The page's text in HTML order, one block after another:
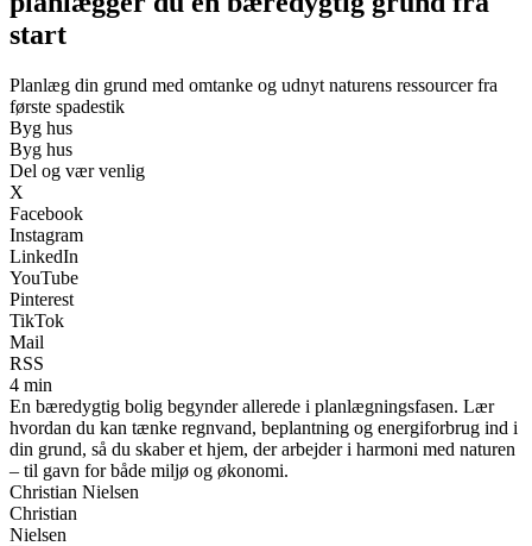
start
Planlæg din grund med omtanke og udnyt naturens ressourcer fra
første spadestik
Byg hus
Byg hus
Del og vær venlig
X
Facebook
Instagram
LinkedIn
YouTube
Pinterest
TikTok
Mail
RSS
4 min
En bæredygtig bolig begynder allerede i planlægningsfasen. Lær
hvordan du kan tænke regnvand, beplantning og energiforbrug ind i
din grund, så du skaber et hjem, der arbejder i harmoni med naturen
– til gavn for både miljø og økonomi.
Christian Nielsen
Christian
Nielsen